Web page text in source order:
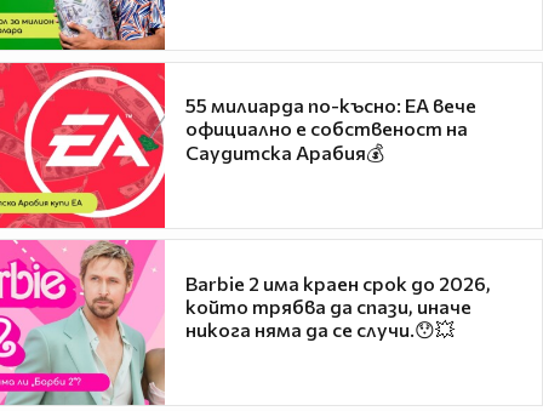
55 милиарда по-късно: EA вече
официално е собственост на
Саудитска Арабия💰
Barbie 2 има краен срок до 2026,
който трябва да спази, иначе
никога няма да се случи.😯💥